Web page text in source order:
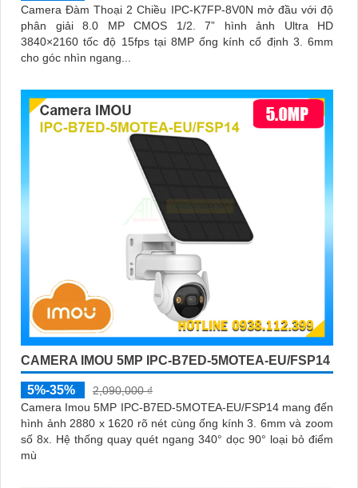
Camera Đàm Thoại 2 Chiều IPC-K7FP-8V0N mở đầu với độ
phân giải 8.0 MP CMOS 1/2. 7” hình ảnh Ultra HD
3840×2160 tốc độ 15fps tại 8MP ống kính cố định 3. 6mm
cho góc nhìn ngang...
CAMERA IMOU 5MP IPC-B7ED-5MOTEA-EU/FSP14
5%-35%
2,090,000 ₫
Camera Imou 5MP IPC-B7ED-5MOTEA-EU/FSP14 mang đến
hình ảnh 2880 x 1620 rõ nét cùng ống kính 3. 6mm và zoom
số 8x. Hệ thống quay quét ngang 340° dọc 90° loại bỏ điểm
mù